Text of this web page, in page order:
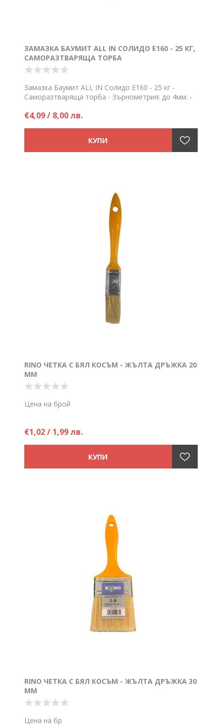
ЗАМАЗКА БАУМИТ ALL IN СОЛИДО Е160 - 25 КГ,
САМОРАЗТВАРЯЩА ТОРБА
Замазка Баумит ALL IN Солидо Е160 - 25 кг -
Саморазтваряща торба - Зърнометрия: до 4мм. -
Цена на брой
€4,09 / 8,00 лв.
RINO ЧЕТКА С БЯЛ КОСЪМ - ЖЪЛТА ДРЪЖКА 20
ММ
Цена на брой
€1,02 / 1,99 лв.
RINO ЧЕТКА С БЯЛ КОСЪМ - ЖЪЛТА ДРЪЖКА 30
ММ
Цена на бр